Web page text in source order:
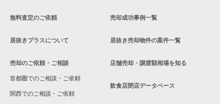
中野区の飲食店の居抜き売却物件の案件一覧
無料査定のご依頼
居抜きプラスについて
売却のご依頼・ご相談
首都圏でのご相談・ご依頼
関西でのご相談・ご依頼
売却成功事例一覧
居抜き売却物件の案件一覧
店舗売却・譲渡額相場を知る
飲食店閉店データベース